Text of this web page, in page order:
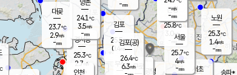
경서동
25.3℃
2.7 m/s
-mm
-mm
대곶
23.7℃
2.9m/s
-mm
김포
25.5℃
0.4 m/s
mm
광명
부천
양촌
24.1℃
3.5m/s
-mm
구로
은평
25.8℃
3.0 m/s
- mm
노원
25.3℃
1.4m/s
-mm
송파*
서초
-m/s
-mm
김포(공)
26.4℃
6.3m/s
인천
서울
25.7℃
4m/s
-mm